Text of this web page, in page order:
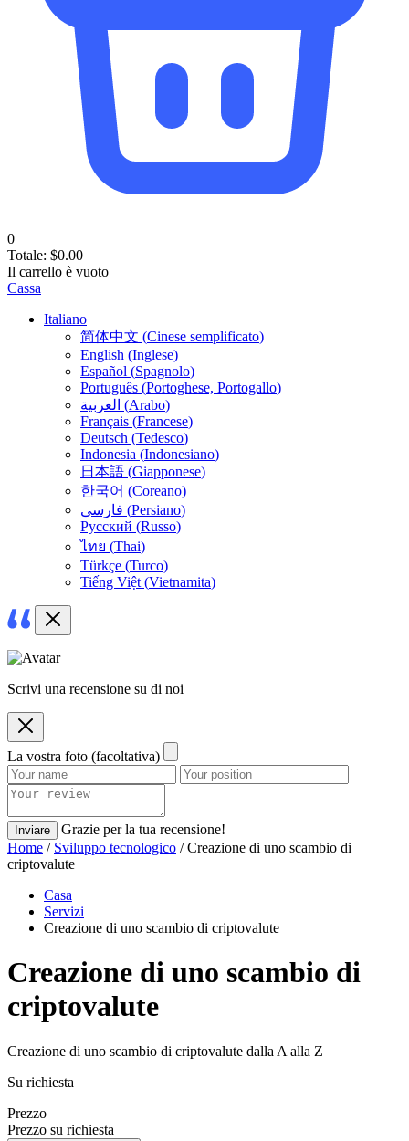
0
Totale: $0.00
Il carrello è vuoto
Cassa
Italiano
简体中文 (Cinese semplificato)
English (Inglese)
Español (Spagnolo)
Português (Portoghese, Portogallo)
العربية (Arabo)
Français (Francese)
Deutsch (Tedesco)
Indonesia (Indonesiano)
日本語 (Giapponese)
한국어 (Coreano)
فارسی (Persiano)
Русский (Russo)
ไทย (Thai)
Türkçe (Turco)
Tiếng Việt (Vietnamita)
Scrivi una recensione su di noi
La vostra foto (facoltativa)
Inviare
Grazie per la tua recensione!
Home / Sviluppo tecnologico / Creazione di uno scambio di
criptovalute
Casa
Servizi
Creazione di uno scambio di criptovalute
Creazione di uno scambio di
criptovalute
Creazione di uno scambio di criptovalute dalla A alla Z
Su richiesta
Prezzo
Prezzo su richiesta